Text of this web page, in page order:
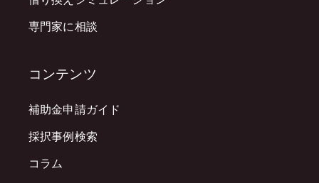
専門家に相談
コンテンツ
補助金申請ガイド
採択事例検索
コラム